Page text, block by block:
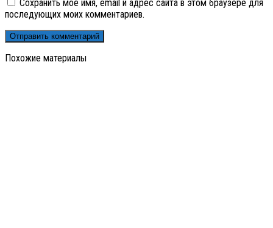
Сохранить моё имя, email и адрес сайта в этом браузере для
последующих моих комментариев.
Похожие материалы